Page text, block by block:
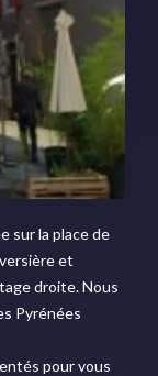
sur la place de
et
droite. Nous
Pyrénées
pour vous